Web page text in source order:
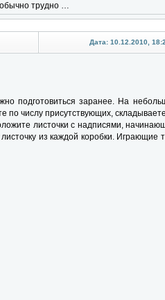
обычно трудно …
Дата: 10.12.2010,
подготовиться заранее. На
по числу присутствующих,
листочки с надписями,
из каждой коробки. Играющие